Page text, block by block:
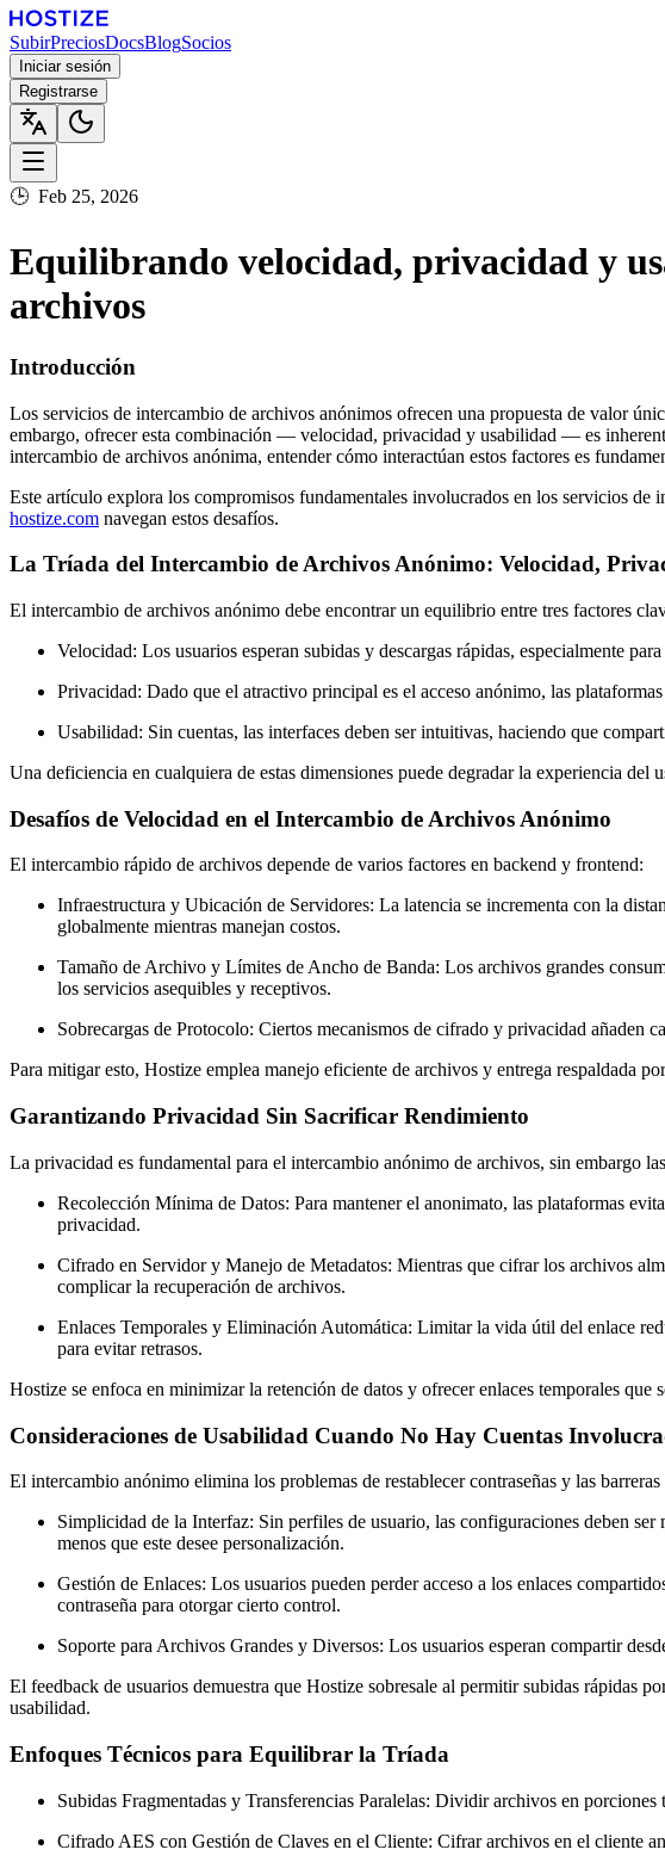
SubirPreciosDocsBlogSocios
Iniciar sesión
Registrarse
🕒 Feb 25, 2026
Equilibrando velocidad, privacidad y
archivos
Introducción
Los servicios de intercambio de archivos anónimos ofrecen una propuesta de valor
embargo, ofrecer esta combinación — velocidad, privacidad y usabilidad — es
intercambio de archivos anónima, entender cómo interactúan estos factores es
Este artículo explora los compromisos fundamentales involucrados en los servicios
hostize.com navegan estos desafíos.
La Tríada del Intercambio de Archivos Anónimo: Velocidad,
El intercambio de archivos anónimo debe encontrar un equilibrio entre tres factores
Velocidad: Los usuarios esperan subidas y descargas rápidas, especialmente
Privacidad: Dado que el atractivo principal es el acceso anónimo, las
Usabilidad: Sin cuentas, las interfaces deben ser intuitivas, haciendo que
Una deficiencia en cualquiera de estas dimensiones puede degradar la experiencia del
Desafíos de Velocidad en el Intercambio de Archivos Anónimo
El intercambio rápido de archivos depende de varios factores en backend y frontend:
Infraestructura y Ubicación de Servidores: La latencia se incrementa con la
globalmente mientras manejan costos.
Tamaño de Archivo y Límites de Ancho de Banda: Los archivos grandes
los servicios asequibles y receptivos.
Sobrecargas de Protocolo: Ciertos mecanismos de cifrado y privacidad añaden
Para mitigar esto, Hostize emplea manejo eficiente de archivos y entrega respaldada
Garantizando Privacidad Sin Sacrificar Rendimiento
La privacidad es fundamental para el intercambio anónimo de archivos, sin embargo
Recolección Mínima de Datos: Para mantener el anonimato, las plataformas
privacidad.
Cifrado en Servidor y Manejo de Metadatos: Mientras que cifrar los archivos
complicar la recuperación de archivos.
Enlaces Temporales y Eliminación Automática: Limitar la vida útil del enlace
para evitar retrasos.
Hostize se enfoca en minimizar la retención de datos y ofrecer enlaces temporales
Consideraciones de Usabilidad Cuando No Hay Cuentas
El intercambio anónimo elimina los problemas de restablecer contraseñas y las
Simplicidad de la Interfaz: Sin perfiles de usuario, las configuraciones deben
menos que este desee personalización.
Gestión de Enlaces: Los usuarios pueden perder acceso a los enlaces
contraseña para otorgar cierto control.
Soporte para Archivos Grandes y Diversos: Los usuarios esperan compartir
El feedback de usuarios demuestra que Hostize sobresale al permitir subidas rápidas
usabilidad.
Enfoques Técnicos para Equilibrar la Tríada
Subidas Fragmentadas y Transferencias Paralelas: Dividir archivos en porciones
Cifrado AES con Gestión de Claves en el Cliente: Cifrar archivos en el cliente